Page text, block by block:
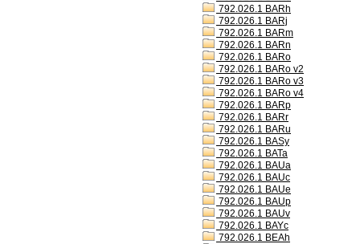
792.026.1 BARh
792.026.1 BARj
792.026.1 BARm
792.026.1 BARn
792.026.1 BARo
792.026.1 BARo v2
792.026.1 BARo v3
792.026.1 BARo v4
792.026.1 BARp
792.026.1 BARr
792.026.1 BARu
792.026.1 BASy
792.026.1 BATa
792.026.1 BAUa
792.026.1 BAUc
792.026.1 BAUe
792.026.1 BAUp
792.026.1 BAUv
792.026.1 BAYc
792.026.1 BEAh